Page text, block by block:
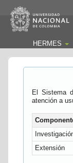
HERMES
El Sistema
atención a
Extensión